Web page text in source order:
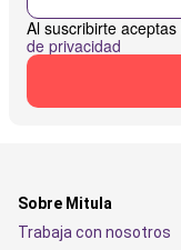
Al suscribirte aceptas
de privacidad
Sobre Mitula
Trabaja con nosotros